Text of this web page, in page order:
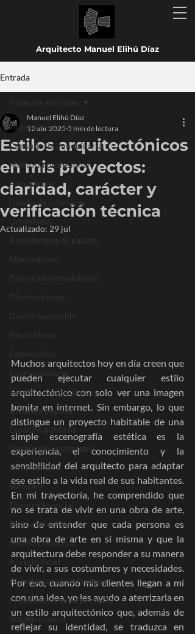
Arquitecto Manuel Elihú Díaz
Entrada
Todas las entradas
Consultoría inmobiliaria
Mentoría profesional
Arquitectos
Diseño de interiores
Emprendedores
Diseño arquitectónico
Vivienda popular
Espacios públicos
Desarrollo sustentable
Construcción
Software
Desarrollo social
Residencial Plus
Diseño comercial
Accesibilidad
Arquitectura bioclimática
Presentaciones de proyecto
Imagen urbana
Estilos arquitectónicos
en mis proyectos:
claridad, carácter y
verificación técnica
Manuel Elihú Díaz
12 abr 2025 5 min de lectura
Actualizado: 29 jul
Muchos arquitectos hoy en día creen que
pueden ejecutar cualquier estilo
arquitectónico con solo ver una imagen
bonita en internet. Sin embargo, lo que
distingue un proyecto habitable de una
simple escenografía estética es la
experiencia, el conocimiento y la
sensibilidad del arquitecto para adaptar
ese estilo a la vida real de sus habitantes.
En mi trayectoria, he comprendido que
no se trata de vivir en una obra de arte,
sino de entender que cada persona es
una obra de arte en sí misma y que la
arquitectura debe responder a su manera
de vivir, a sus costumbres y necesidades.
Por eso, cuando mis clientes llegan a mí
con una idea, yo les ayudo a aterrizarla en
un estilo arquitectónico que, además de
reflejar su identidad, se traduzca en